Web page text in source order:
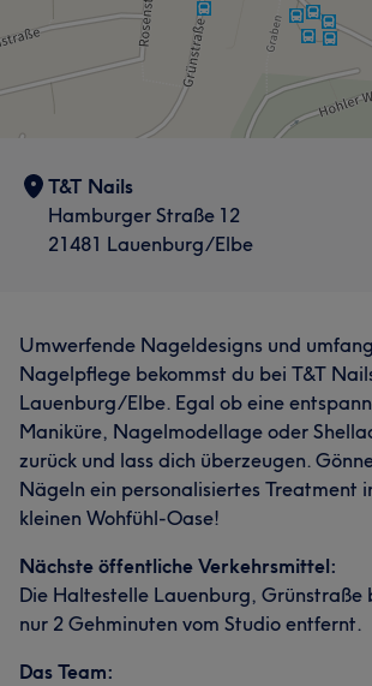
T&T Nails
Hamburger Straße 12
21481 Lauenburg/Elbe
Umwerfende Nageldesigns und
Nagelpflege bekommst du bei T&T
Lauenburg/Elbe. Egal ob eine
Maniküre, Nagelmodellage oder
zurück und lass dich überzeugen.
Nägeln ein personalisiertes Treatment
kleinen Wohfühl-Oase!
Nächste öffentliche Verkehrsmittel:
Die Haltestelle Lauenburg, Grünstraße
nur 2 Gehminuten vom Studio entfernt.
Das Team: